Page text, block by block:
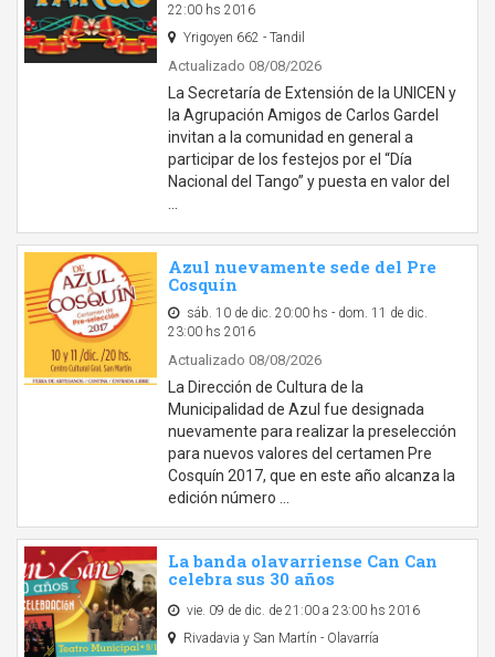
22:00 hs 2016
Yrigoyen 662 - Tandil
Actualizado 08/08/2026
La Secretaría de Extensión de la UNICEN y
la Agrupación Amigos de Carlos Gardel
invitan a la comunidad en general a
participar de los festejos por el “Día
Nacional del Tango” y puesta en valor del
Azul nuevamente sede del Pre
Cosquín
sáb. 10 de dic. 20:00 hs - dom. 11 de dic.
23:00 hs 2016
Actualizado 08/08/2026
La Dirección de Cultura de la
Municipalidad de Azul fue designada
nuevamente para realizar la preselección
para nuevos valores del certamen Pre
Cosquín 2017, que en este año alcanza la
edición número …
La banda olavarriense Can Can
celebra sus 30 años
vie. 09 de dic. de 21:00 a 23:00 hs 2016
Rivadavia y San Martín - Olavarría